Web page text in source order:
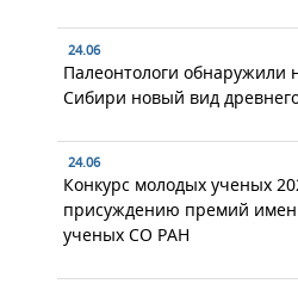
24.06
Палеонтологи обнаружили
Сибири новый вид
24.06
Конкурс молодых ученых
присуждению премий
ученых СО РАН